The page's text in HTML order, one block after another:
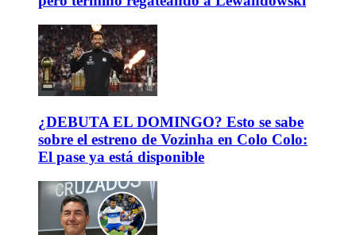
¿DEBUTA EL DOMINGO? Esto se sabe
sobre el estreno de Vozinha en Colo Colo:
El pase ya está disponible